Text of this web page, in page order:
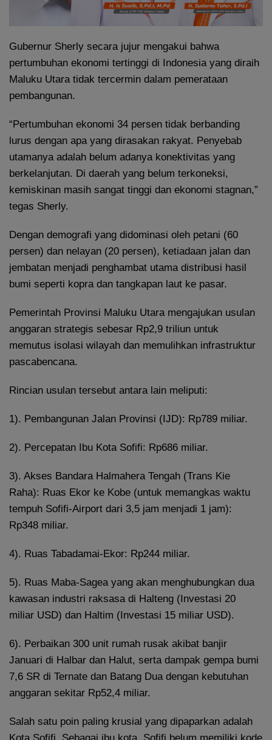
Gubernur Sherly secara jujur mengakui bahwa
pertumbuhan ekonomi tertinggi di Indonesia yang diraih
Maluku Utara tidak tercermin dalam pemerataan
pembangunan.
“Pertumbuhan ekonomi 34 persen tidak berbanding
lurus dengan apa yang dirasakan rakyat. Penyebab
utamanya adalah belum adanya konektivitas yang
berkelanjutan. Di daerah yang belum terkoneksi,
kemiskinan masih sangat tinggi dan ekonomi stagnan,”
tegas Sherly.
Dengan demografi yang didominasi oleh petani (60
persen) dan nelayan (20 persen), ketiadaan jalan dan
jembatan menjadi penghambat utama distribusi hasil
bumi seperti kopra dan tangkapan laut ke pasar.
Pemerintah Provinsi Maluku Utara mengajukan usulan
anggaran strategis sebesar Rp2,9 triliun untuk
memutus isolasi wilayah dan memulihkan infrastruktur
pascabencana.
Rincian usulan tersebut antara lain meliputi:
1). Pembangunan Jalan Provinsi (IJD): Rp789 miliar.
2). Percepatan Ibu Kota Sofifi: Rp686 miliar.
3). Akses Bandara Halmahera Tengah (Trans Kie
Raha): Ruas Ekor ke Kobe (untuk memangkas waktu
tempuh Sofifi-Airport dari 3,5 jam menjadi 1 jam):
Rp348 miliar.
4). Ruas Tabadamai-Ekor: Rp244 miliar.
5). Ruas Maba-Sagea yang akan menghubungkan dua
kawasan industri raksasa di Halteng (Investasi 20
miliar USD) dan Haltim (Investasi 15 miliar USD).
6). Perbaikan 300 unit rumah rusak akibat banjir
Januari di Halbar dan Halut, serta dampak gempa bumi
7,6 SR di Ternate dan Batang Dua dengan kebutuhan
anggaran sekitar Rp52,4 miliar.
Salah satu poin paling krusial yang dipaparkan adalah
Kota Sofifi. Sebagai ibu kota, Sofifi belum memiliki kode